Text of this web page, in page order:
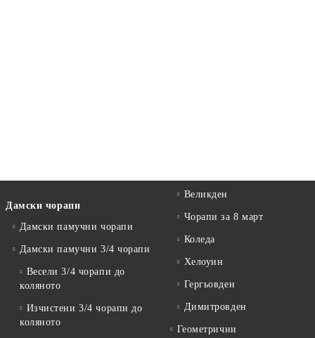
Дамски чорапи
Дамски памучни чорапи
Дамски памучни 3/4 чорапи
Весели 3/4 чорапи до
коляното
Изчистени 3/4 чорапи до
коляното
Великден
Чорапи за 8 март
Коледа
Хелоуин
Гергьовден
Димитровден
Геометрични